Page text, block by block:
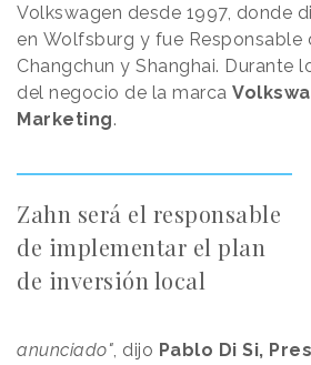
Volkswagen desde 1997, donde
en Wolfsburg y fue Responsable
Changchun y Shanghai. Durante
del negocio de la marca
Marketing.
Zahn será el responsable
de implementar el plan
de inversión local
anunciado", dijo Pablo Di Si,